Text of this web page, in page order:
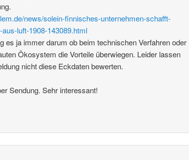
news/solein-finnisches-unternehmen-schafft-
luft-1908-143089.html
es ja immer darum ob beim technischen Verfahren oder
Ökosystem die Vorteile überwiegen. Leider lassen
nicht diese Eckdaten bewerten.
Sendung. Sehr interessant!